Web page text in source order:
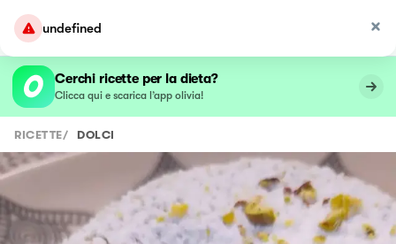
undefined
Cerchi ricette per la dieta?
Clicca qui e scarica l’app olivia!
RICETTE/ DOLCI